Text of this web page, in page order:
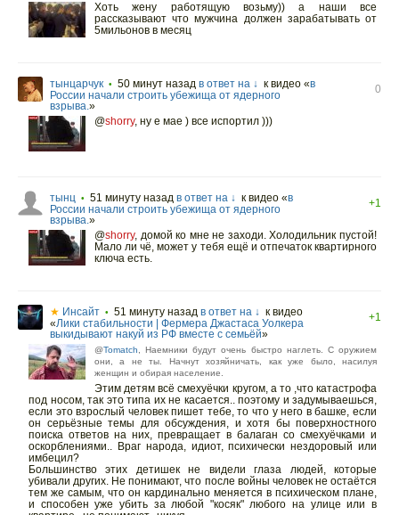
Хоть жену работящую возьму)) а наши все
рассказывают что мужчина должен зарабатывать от
5мильонов в месяц
тынцарчук • 50 минут назад в ответ на ↓ к видео «в
России начали строить убежища от ядерного
взрыва.»
0
@shorry, ну е мае ) все испортил )))
тынц • 51 минуту назад в ответ на ↓ к видео «в
России начали строить убежища от ядерного
взрыва.»
+1
@shorry, домой ко мне не заходи. Холодильник пустой!
Мало ли чё, может у тебя ещё и отпечаток квартирного
ключа есть.
★ Инсайт • 51 минуту назад в ответ на ↓ к видео
«Лики стабильности | Фермера Джастаса Уолкера
выкидывают накуй из РФ вместе с семьёй»
+1
@Tomatch, Наемники будут очень быстро наглеть. С оружием
они, а не ты. Начнут хозяйничать, как уже было, насилуя
женщин и обирая население.
Этим детям всё смехуёчки кругом, а то ,что катастрофа
под носом, так это типа их не касается.. поэтому и задумываешься,
если это взрослый человек пишет тебе, то что у него в башке, если
он серьёзные темы для обсуждения, и хотя бы поверхностного
поиска ответов на них, превращает в балаган со смехуёчками и
оскорблениями.. Враг народа, идиот, психически нездоровый или
имбецил?
Большинство этих детишек не видели глаза людей, которые
убивали других. Не понимают, что после войны человек не остаётся
тем же самым, что он кардинально меняется в психическом плане,
и способен уже убить за любой "косяк" любого на улице или в